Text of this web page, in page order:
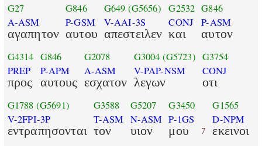
G27
A-ASM
αγαπητον
G846
P-GSM
αυτου
G649 (G5656)
V-AAI-3S
απεστειλεν
G2532
CONJ
και
G846
P-ASM
αυτον
G4314
PREP
προς
G846
P-APM
αυτους
G2078
A-ASM
εσχατον
G3004 (G5723)
V-PAP-NSM
λεγων
G3754
CONJ
οτι
G1788 (G5691)
V-2FPI-3P
εντραπησονται
G3588
T-ASM
τον
G5207
N-ASM
υιον
G3450
P-1GS
μου 7
G1565
D-NPM
εκεινοι